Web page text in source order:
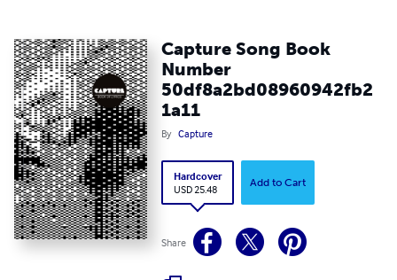
Capture Song Book
Number
50df8a2bd08960942fb2
1a11
By Capture
Hardcover
USD 25.48
Add to Cart
Share